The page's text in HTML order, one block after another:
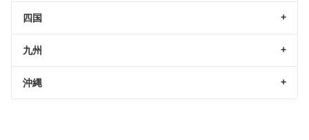
四国
九州
沖縄